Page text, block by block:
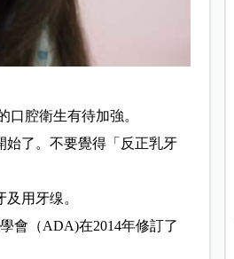
腔衛生有待加強。
始了。不要覺得「反正乳牙
用牙缐。
會（ADA)在2014年修訂了